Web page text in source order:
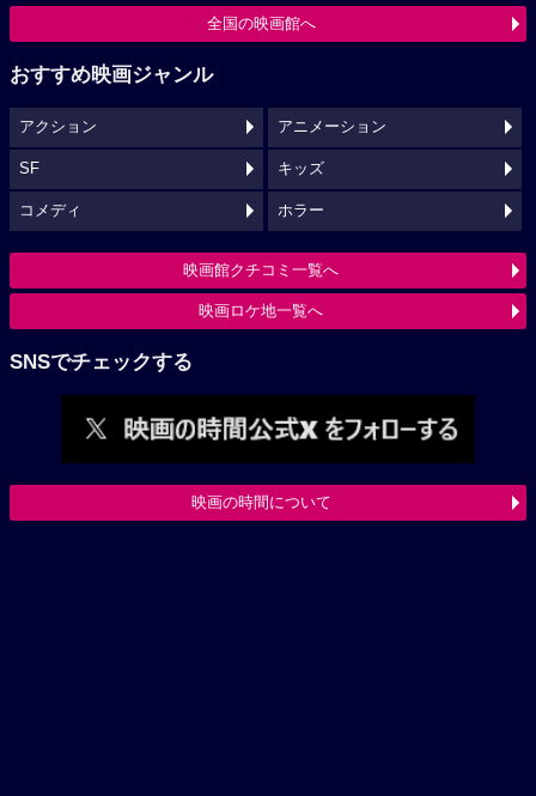
全国の映画館へ
おすすめ映画ジャンル
アクション アニメーション
SF キッズ
コメディ ホラー
映画館クチコミ一覧へ
映画ロケ地一覧へ
SNSでチェックする
映画の時間について